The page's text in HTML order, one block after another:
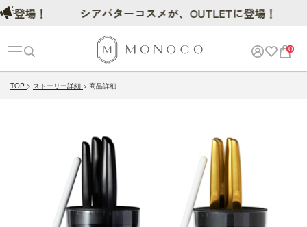
0
TOP ストーリー詳細 商品詳細
！ シアバターコスメが、OUTLETに登場！